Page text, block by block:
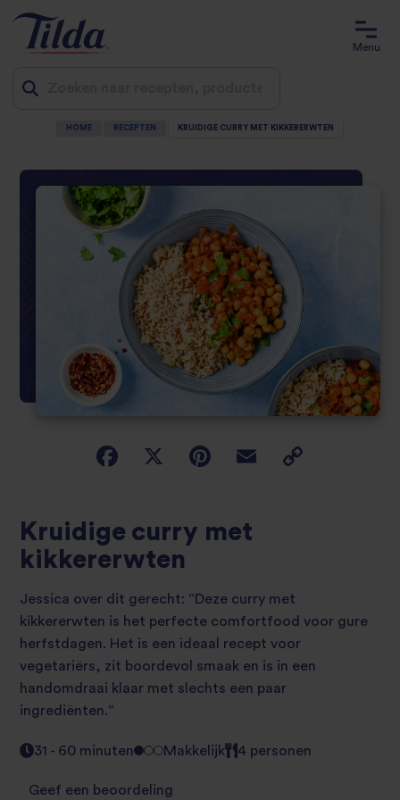
content
Menu
HOME RECEPTEN KRUIDIGE CURRY MET KIKKERERWTEN
Kruidige curry met
kikkererwten
Jessica over dit gerecht: “Deze curry met
kikkererwten is het perfecte comfortfood voor gure
herfstdagen. Het is een ideaal recept voor
vegetariërs, zit boordevol smaak en is in een
handomdraai klaar met slechts een paar
ingrediënten.”
31 - 60 minuten Makkelijk 4 personen
Geef een beoordeling